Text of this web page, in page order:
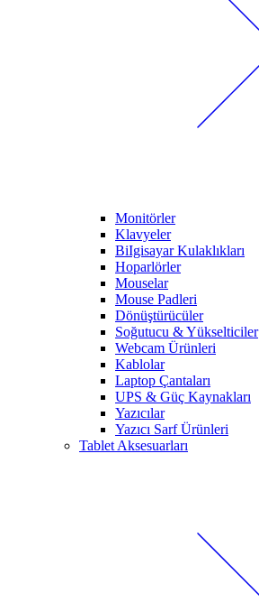
Monitörler
Klavyeler
BiIgisayar Kulaklıkları
Hoparlörler
Mouselar
Mouse Padleri
Dönüştürücüler
Soğutucu & Yükselticiler
Webcam Ürünleri
Kablolar
Laptop Çantaları
UPS & Güç Kaynakları
Yazıcılar
Yazıcı Sarf Ürünleri
Tablet Aksesuarları